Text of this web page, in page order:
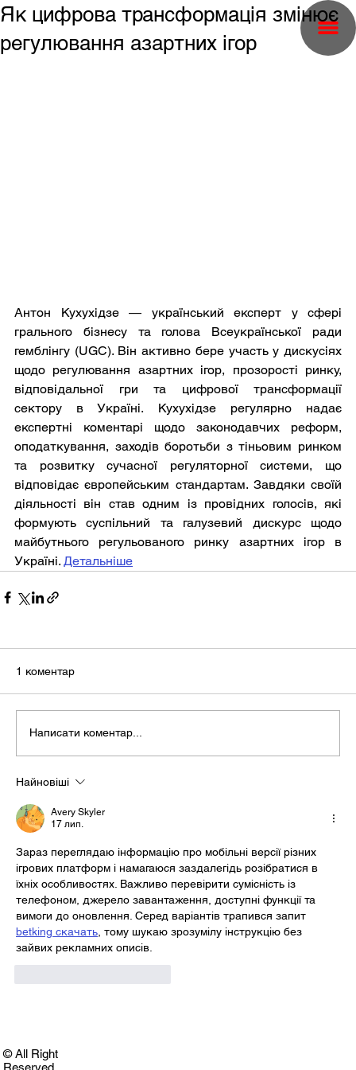
Як цифрова трансформація змінює
регулювання азартних ігор
Антон Кухухідзе — український експерт у сфері
грального бізнесу та голова Всеукраїнської ради
гемблінгу (UGC). Він активно бере участь у дискусіях
щодо регулювання азартних ігор, прозорості ринку,
відповідальної гри та цифрової трансформації
сектору в Україні. Кухухідзе регулярно надає
експертні коментарі щодо законодавчих реформ,
оподаткування, заходів боротьби з тіньовим ринком
та розвитку сучасної регуляторної системи, що
відповідає європейським стандартам. Завдяки своїй
діяльності він став одним із провідних голосів, які
формують суспільний та галузевий дискурс щодо
майбутнього регульованого ринку азартних ігор в
Україні. Детальніше
1 коментар
Написати коментар...
Найновіші
Avery Skyler
17 лип.
Зараз переглядаю інформацію про мобільні версії різних
ігрових платформ і намагаюся заздалегідь розібратися в
їхніх особливостях. Важливо перевірити сумісність із
телефоном, джерело завантаження, доступні функції та
вимоги до оновлення. Серед варіантів трапився запит
betking скачать , тому шукаю зрозумілу інструкцію без
зайвих рекламних описів.
© All Right
Reserved.